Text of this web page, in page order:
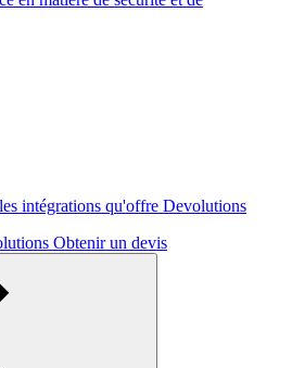
intégrations qu'offre Devolutions
Obtenir un devis